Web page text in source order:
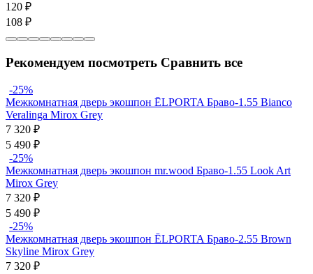
120 ₽
108 ₽
Рекомендуем посмотреть Сравнить все
-25%
Межкомнатная дверь экошпон ĒLPORTA Браво-1.55 Bianco
Veralinga Mirox Grey
7 320 ₽
5 490 ₽
-25%
Межкомнатная дверь экошпон mr.wood Браво-1.55 Look Art
Mirox Grey
7 320 ₽
5 490 ₽
-25%
Межкомнатная дверь экошпон ĒLPORTA Браво-2.55 Brown
Skyline Mirox Grey
7 320 ₽